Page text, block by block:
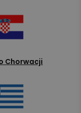
Chorwacji